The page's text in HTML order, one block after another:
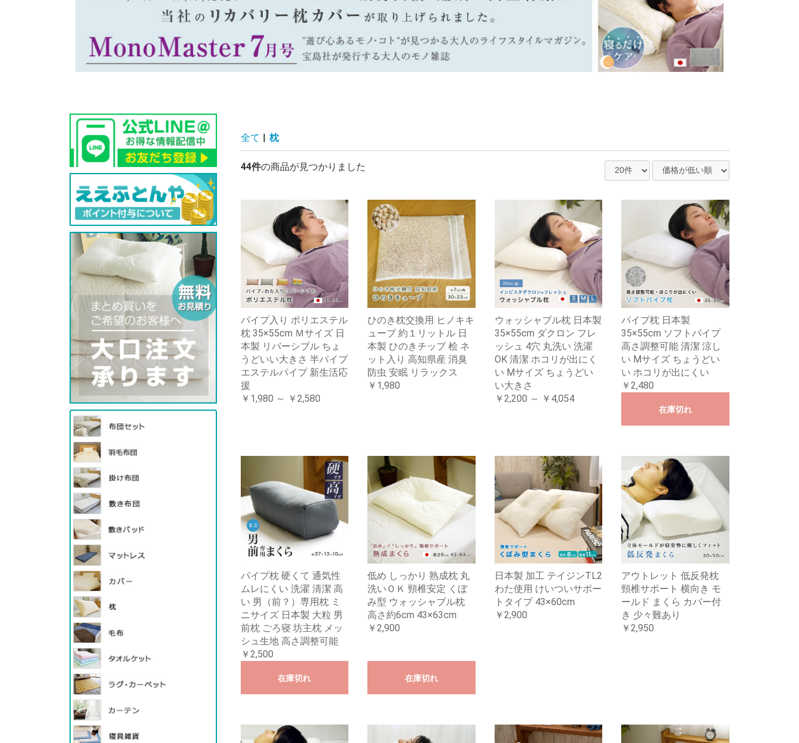
全て | 枕
44件の商品が見つかりました
パイプ入り ポリエステル
枕 35×55cm Ｍサイズ 日
本製 リバーシブル ちょ
うどいい大きさ 半パイプ
エステルパイプ 新生活応
援
￥1,980 ～ ￥2,580
ひのき枕交換用 ヒノキキ
ューブ 約１リットル 日
本製 ひのきチップ 桧 ネ
ット入り 高知県産 消臭
防虫 安眠 リラックス
￥1,980
ウォッシャブル枕 日本製
35×55cm ダクロン フレ
ッシュ 4穴 丸洗い 洗濯
OK 清潔 ホコリが出にく
い Mサイズ ちょうどい
い大きさ
￥2,200 ～ ￥4,054
パイプ枕 日本製
35×55cm ソフトパイプ
高さ調整可能 清潔 涼し
い Mサイズ ちょうどい
い ホコリが出にくい
￥2,480
在庫切れ
パイプ枕 硬くて 通気性
ムレにくい 洗濯 清潔 高
い 男（前？）専用枕 ミ
ニサイズ 日本製 大粒 男
前枕 ごろ寝 坊主枕 メッ
シュ生地 高さ調整可能
￥2,500
在庫切れ
低め しっかり 熟成枕 丸
洗いＯＫ 頸椎安定 くぼ
み型 ウォッシャブル枕
高さ約6cm 43×63cm
￥2,900
在庫切れ
日本製 加工 テイジンTL2
わた使用 けいついサポー
トタイプ 43×60cm
￥2,900
アウトレット 低反発枕
頸椎サポート 横向き モ
ールド まくら カバー付
き 少々難あり
￥2,950